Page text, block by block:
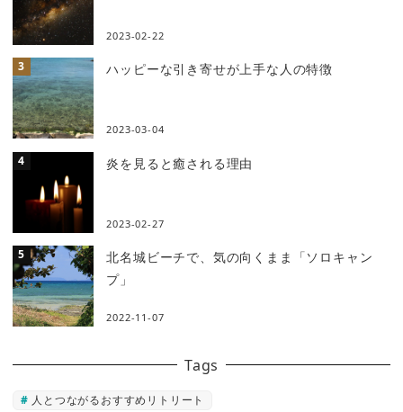
2023-02-22
ハッピーな引き寄せが上手な人の特徴
2023-03-04
炎を見ると癒される理由
2023-02-27
北名城ビーチで、気の向くまま「ソロキャン
プ」
2022-11-07
Tags
人とつながるおすすめリトリート